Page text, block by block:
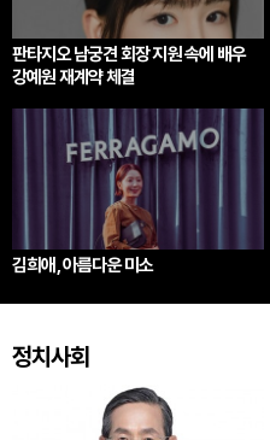
판타지오 남궁견 회장 지원 속에 배우
강예원 재계약 체결
김희애, 아름다운 미소
정치사회